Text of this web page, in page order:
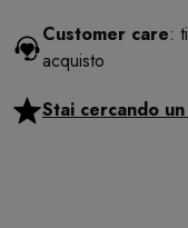
Customer care:
acquisto
Stai cercando